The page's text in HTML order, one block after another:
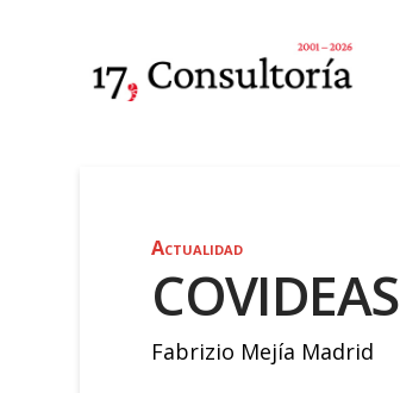
Actualidad
COVIDEAS
Fabrizio Mejía Madrid